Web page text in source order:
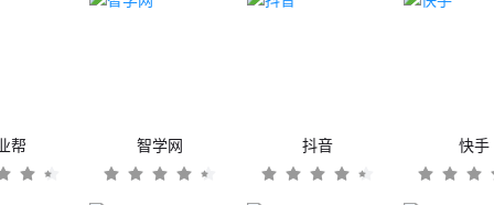
帮 智学网 抖音 快手